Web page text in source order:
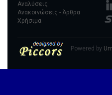
Αναλύσεις
Ανακοινώσεις - Άρθρα
Χρήσιμα
Powered by